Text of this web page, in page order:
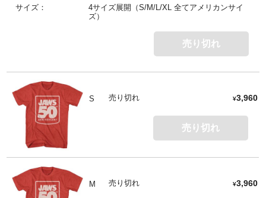
サイズ：
4サイズ展開（S/M/L/XL 全てアメリカンサイ
ズ）
売り切れ
S 売り切れ ¥3,960
売り切れ
M 売り切れ ¥3,960